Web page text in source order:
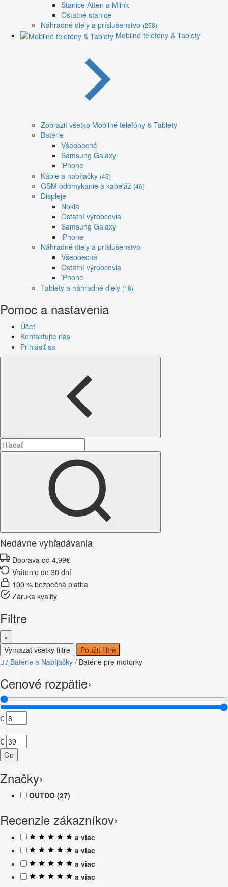
Stanice Atten a Mlink
Ostatné stanice
Náhradné diely a príslušenstvo (258)
Mobilné telefóny & Tablety
Zobraziť všetko Mobilné telefóny & Tablety
Batérie
Všeobecné
Samsung Galaxy
iPhone
Káble a nabíjačky (45)
GSM odomykanie a kabeláž (46)
Displeje
Nokia
Ostatní výrobcovia
Samsung Galaxy
iPhone
Náhradné diely a príslušenstvo
Všeobecné
Ostatní výrobcovia
iPhone
Tablety a náhradné diely (18)
Pomoc a nastavenia
Účet
Kontaktujte nás
Prihlásiť sa
Nedávne vyhľadávania
Doprava od 4,99€
Vrátenie do 30 dní
100 % bezpečná platba
Záruka kvality
Filtre
×
Vymazať všetky filtre
Použiť filtre
/ Batérie a Nabíjačky / Batérie pre motorky
Cenové rozpätie›
€
—
€
Go
Značky›
OUTDO (27)
Recenzie zákazníkov›
a viac
a viac
a viac
a viac